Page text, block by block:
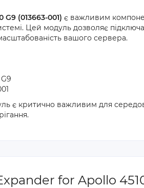
(013663-001) є важливим
Цей модуль дозволяє
вашого сервера.
є критично важливим для
for Apollo